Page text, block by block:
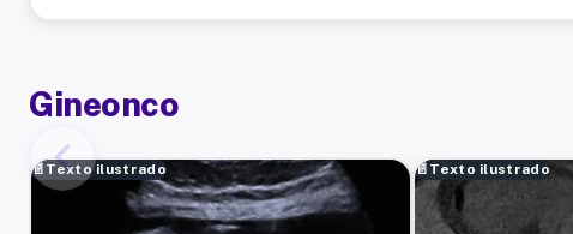
Gineonco
📄 Texto ilustrado 📄 Texto ilustrado